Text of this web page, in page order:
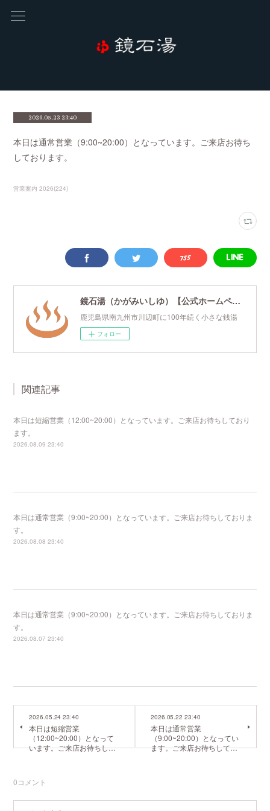
2026.05.23 23:40
本日は通常営業（9:00~20:00）となっています。ご来店お待ち
しております。
営業案内 2026(224)
鏡石湯（かがみいしゆ）【公式ホームページ】
鹿児島県南九州市川辺町に100年続く小さな銭湯
フォロー
関連記事
本日は短縮営業（12:00~20:00）となっています。ご来店お待ちしており
ます。
2026.08.09 23:40
本日は通常営業（9:00~20:00）となっています。ご来店お待ちしておりま
す。
2026.08.08 23:40
本日は通常営業（9:00~20:00）となっています。ご来店お待ちしておりま
す。
2026.08.07 23:40
2026.05.24 23:40
本日は短縮営業
（12:00~20:00）となって
います。ご来店お待ちし…
2026.05.22 23:40
本日は通常営業
（9:00~20:00）となってい
ます。ご来店お待ちして…
0コメント